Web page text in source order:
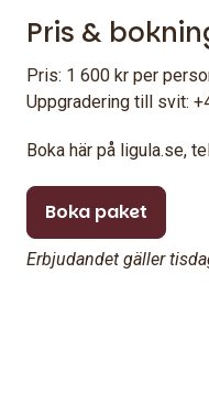
Pris &
Pris: 1 600 kr per
Uppgradering till svit:
Boka här på ligula.se,
Boka paket
Erbjudandet gäller